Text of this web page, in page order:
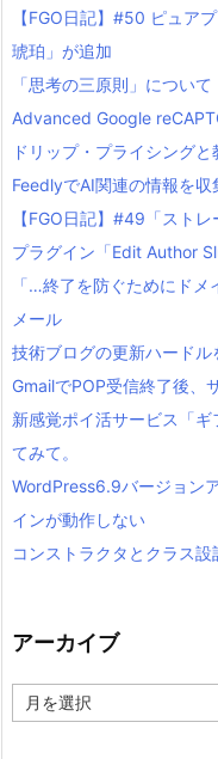
【FGO日記】#50 ピュア
琥珀」が追加
「思考の三原則」について
Advanced Google
ドリップ・プライシングと
FeedlyでAI関連の情報を収
【FGO日記】#49「ストレ
プラグイン「Edit Author
「…終了を防ぐためにド
メール
技術ブログの更新ハードル
GmailでPOP受信終了後、
新感覚ポイ活サービス「ギ
てみて。
WordPress6.9バージョン
インが動作しない
コンストラクタとクラス設
アーカイブ
ー